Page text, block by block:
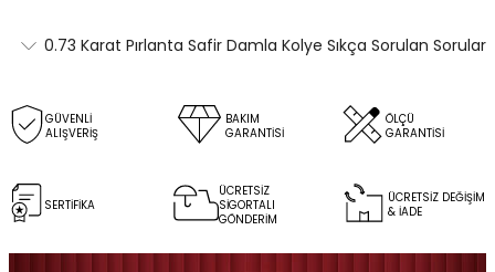
0.73 Karat Pırlanta Safir Damla Kolye Sıkça Sorulan Sorular
GÜVENLİ
ALIŞVERİŞ
BAKIM
GARANTİSİ
ÖLÇÜ
GARANTİSİ
SERTİFİKA
ÜCRETSİZ
SİGORTALI
GÖNDERİM
ÜCRETSİZ DEĞİŞİM
& İADE